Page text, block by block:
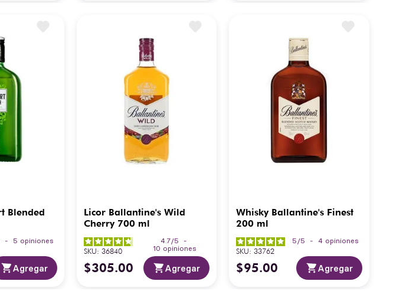
- 5 opiniones
Agregar
Licor Ballantine's Wild
Cherry 700 ml
4.7/5
-
10 opiniones
SKU: 36840
$305.00 Agregar
Whisky Ballantine's Finest
200 ml
5 /5 - 4 opiniones
SKU:33762
$95.00 Agregar